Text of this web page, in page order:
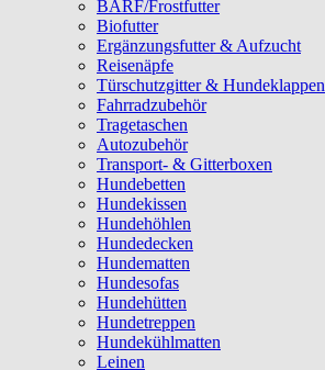
BARF/Frostfutter
Biofutter
Ergänzungsfutter & Aufzucht
Reisenäpfe
Türschutzgitter & Hundeklappen
Fahrradzubehör
Tragetaschen
Autozubehör
Transport- & Gitterboxen
Hundebetten
Hundekissen
Hundehöhlen
Hundedecken
Hundematten
Hundesofas
Hundehütten
Hundetreppen
Hundekühlmatten
Leinen